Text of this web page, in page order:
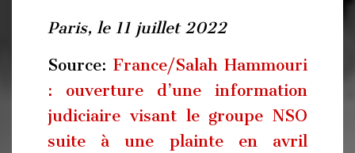
Paris, le 11 juillet 2022
Source: France/Salah Hammouri
: ouverture d’une information
judiciaire visant le groupe NSO
suite à une plainte en avril